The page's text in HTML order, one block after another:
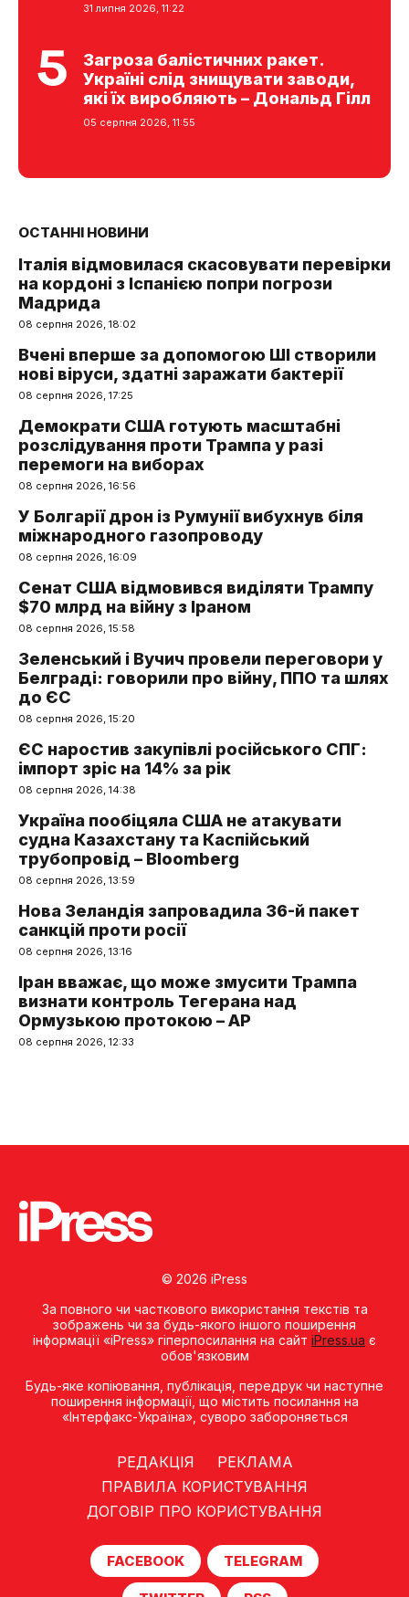
31 липня 2026, 11:22
Загроза балістичних ракет.
Україні слід знищувати заводи,
які їх виробляють – Дональд Гілл
05 серпня 2026, 11:55
ОСТАННІ НОВИНИ
Італія відмовилася скасовувати перевірки
на кордоні з Іспанією попри погрози
Мадрида
08 серпня 2026, 18:02
Вчені вперше за допомогою ШІ створили
нові віруси, здатні заражати бактерії
08 серпня 2026, 17:25
Демократи США готують масштабні
розслідування проти Трампа у разі
перемоги на виборах
08 серпня 2026, 16:56
У Болгарії дрон із Румунії вибухнув біля
міжнародного газопроводу
08 серпня 2026, 16:09
Сенат США відмовився виділяти Трампу
$70 млрд на війну з Іраном
08 серпня 2026, 15:58
Зеленський і Вучич провели переговори у
Белграді: говорили про війну, ППО та шлях
до ЄС
08 серпня 2026, 15:20
ЄС наростив закупівлі російського СПГ:
імпорт зріс на 14% за рік
08 серпня 2026, 14:38
Україна пообіцяла США не атакувати
судна Казахстану та Каспійський
трубопровід – Bloomberg
08 серпня 2026, 13:59
Нова Зеландія запровадила 36-й пакет
санкцій проти росії
08 серпня 2026, 13:16
Іран вважає, що може змусити Трампа
визнати контроль Тегерана над
Ормузькою протокою – AP
08 серпня 2026, 12:33
© 2026 iPress
За повного чи часткового використання текстів та
зображень чи за будь-якого іншого поширення
інформації «iPress» гіперпосилання на сайт iPress.ua є
обов'язковим
Будь-яке копiювання, публiкацiя, передрук чи наступне
поширення iнформацiї, що мiстить посилання на
«Iнтерфакс-Україна», суворо забороняється
РЕДАКЦІЯ
РЕКЛАМА
ПРАВИЛА КОРИСТУВАННЯ
ДОГОВІР ПРО КОРИСТУВАННЯ
FACEBOOK TELEGRAM